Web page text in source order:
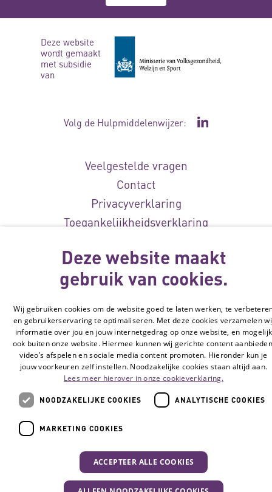
Deze website
wordt gemaakt
met subsidie
van
Volg de Hulpmiddelenwijzer: Ga naar de
Veelgestelde vragen
Contact
Privacyverklaring
Toegankelijkheidsverklaring
Cookie-instellingen
© Vilans, 2026
Deze website maakt
gebruik van cookies.
Wij gebruiken cookies om de website goed te laten werken, te
en gebruikerservaring te optimaliseren. Met deze cookies verzamelen
informatie over jou en jouw internetgedrag op onze website, en mogelijk
ook buiten onze website. Hiermee kunnen wij gerichte content
video’s afspelen en sociale media content promoten. Hieronder kun je
jouw voorkeuren zelf instellen. Noodzakelijke cookies staan altijd aan.
Lees meer hierover in onze cookieverklaring.
NOODZAKELIJKE COOKIES ANALYTISCHE COOKIES
MARKETING COOKIES
ACCEPTEER ALLE COOKIES